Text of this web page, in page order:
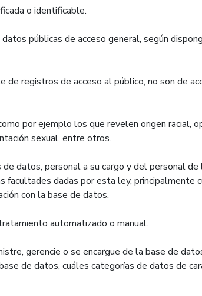
o identificable.
públicas de acceso general, según
registros de acceso al público, no son de
por ejemplo los que revelen origen racial,
sexual, entre otros.
datos, personal a su cargo y del personal
facultades dadas por esta ley, principalmente
con la base de datos.
automatizado o manual.
gerencie o se encargue de la base de
de datos, cuáles categorías de datos de